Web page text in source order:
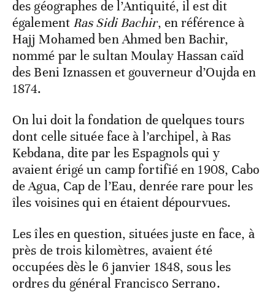
des géographes de l’Antiquité, il est dit
également Ras Sidi Bachir, en référence à
Hajj Mohamed ben Ahmed ben Bachir,
nommé par le sultan Moulay Hassan caïd
des Beni Iznassen et gouverneur d’Oujda en
1874.
On lui doit la fondation de quelques tours
dont celle située face à l’archipel, à Ras
Kebdana, dite par les Espagnols qui y
avaient érigé un camp fortifié en 1908, Cabo
de Agua, Cap de l’Eau, denrée rare pour les
îles voisines qui en étaient dépourvues.
Les îles en question, situées juste en face, à
près de trois kilomètres, avaient été
occupées dès le 6 janvier 1848, sous les
ordres du général Francisco Serrano.